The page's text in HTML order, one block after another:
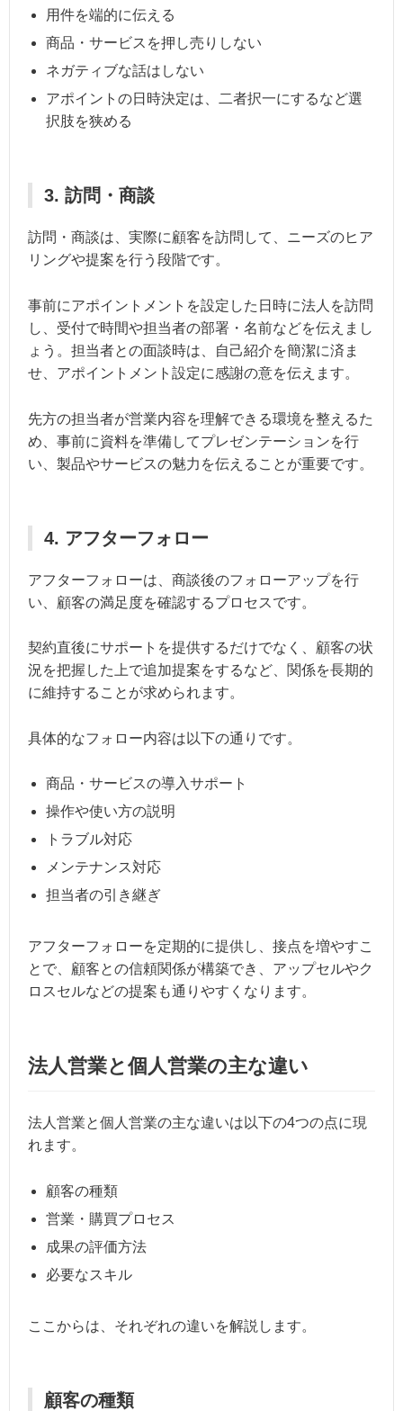
用件を端的に伝える
商品・サービスを押し売りしない
ネガティブな話はしない
アポイントの日時決定は、二者択一にするなど選
択肢を狭める
3. 訪問・商談
訪問・商談は、実際に顧客を訪問して、ニーズのヒア
リングや提案を行う段階です。
事前にアポイントメントを設定した日時に法人を訪問
し、受付で時間や担当者の部署・名前などを伝えまし
ょう。担当者との面談時は、自己紹介を簡潔に済ま
せ、アポイントメント設定に感謝の意を伝えます。
先方の担当者が営業内容を理解できる環境を整えるた
め、事前に資料を準備してプレゼンテーションを行
い、製品やサービスの魅力を伝えることが重要です。
4. アフターフォロー
アフターフォローは、商談後のフォローアップを行
い、顧客の満足度を確認するプロセスです。
契約直後にサポートを提供するだけでなく、顧客の状
況を把握した上で追加提案をするなど、関係を長期的
に維持することが求められます。
具体的なフォロー内容は以下の通りです。
商品・サービスの導入サポート
操作や使い方の説明
トラブル対応
メンテナンス対応
担当者の引き継ぎ
アフターフォローを定期的に提供し、接点を増やすこ
とで、顧客との信頼関係が構築でき、アップセルやク
ロスセルなどの提案も通りやすくなります。
法人営業と個人営業の主な違い
法人営業と個人営業の主な違いは以下の4つの点に現
れます。
顧客の種類
営業・購買プロセス
成果の評価方法
必要なスキル
ここからは、それぞれの違いを解説します。
顧客の種類